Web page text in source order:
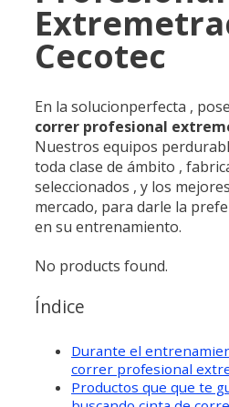
Cecotec
En la solucionperfecta ,
correr profesional
Nuestros equipos
toda clase de ámbito ,
seleccionados , y los
mercado, para darle la
en su entrenamiento.
No products found.
Índice
Durante el
correr profesional
Productos que que te